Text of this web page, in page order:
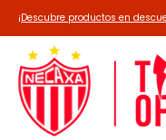
Línea 26-27
¡Descubre productos en